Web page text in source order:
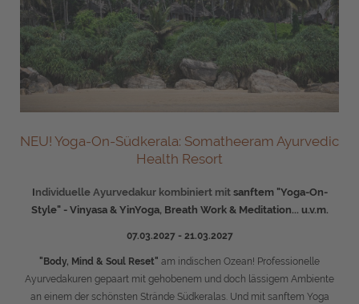
NEU! Yoga-On-Südkerala: Somatheeram Ayurvedic
Health Resort
Individuelle Ayurvedakur kombiniert mitsanftem "Yoga-On-
Style" - Vinyasa & YinYoga, Breath Work & Meditation... u.v.m.
07.03.2027 - 21.03.2027
"Body, Mind & Soul Reset" am indischen Ozean! Professionelle
Ayurvedakuren gepaart mit gehobenem und doch lässigem Ambiente
an einem der schönsten Strände Südkeralas. Und mit sanftem Yoga